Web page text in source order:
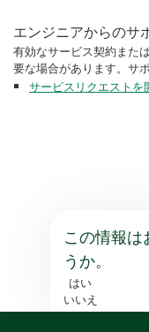
エンジニアからのサ
有効なサービス契約また
要な場合があります。サ
サービスリクエストを
この情報は
うか。
はい
いいえ